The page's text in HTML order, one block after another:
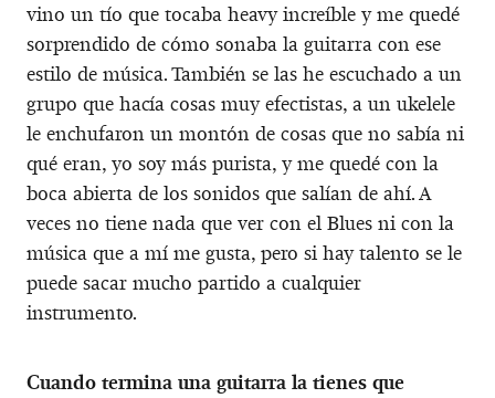
vino un tío que tocaba heavy increíble y me quedé
sorprendido de cómo sonaba la guitarra con ese
estilo de música. También se las he escuchado a un
grupo que hacía cosas muy efectistas, a un ukelele
le enchufaron un montón de cosas que no sabía ni
qué eran, yo soy más purista, y me quedé con la
boca abierta de los sonidos que salían de ahí. A
veces no tiene nada que ver con el Blues ni con la
música que a mí me gusta, pero si hay talento se le
puede sacar mucho partido a cualquier
instrumento.
Cuando termina una guitarra la tienes que